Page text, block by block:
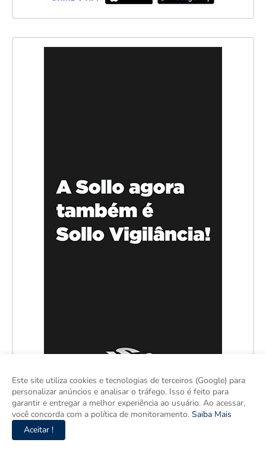
Este site utiliza cookies e tecnologias de terceiros (Google) para
personalizar anúncios e analisar o tráfego. Isso é feito para
garantir e entregar a melhor experiência ao usuário. Ao acessar,
você concorda com a política de monitoramento. Saiba Mais
Aceitar !